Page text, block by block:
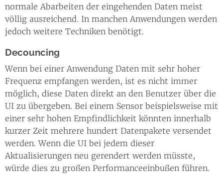
normale Abarbeiten der eingehenden Daten meist
völlig ausreichend. In manchen Anwendungen werden
jedoch weitere Techniken benötigt.
Decouncing
Wenn bei einer Anwendung Daten mit sehr hoher
Frequenz empfangen werden, ist es nicht immer
möglich, diese Daten direkt an den Benutzer über die
UI zu übergeben. Bei einem Sensor beispielsweise mit
einer sehr hohen Empfindlichkeit könnten innerhalb
kurzer Zeit mehrere hundert Datenpakete versendet
werden. Wenn die UI bei jedem dieser
Aktualisierungen neu gerendert werden müsste,
würde dies zu großen Performanceeinbußen führen.